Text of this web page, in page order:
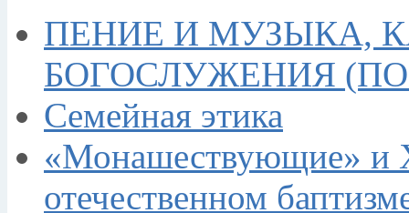
ПЕНИЕ И МУЗЫКА,
БОГОСЛУЖЕНИЯ
Семейная этика
«Монашествующие» и
отечественном